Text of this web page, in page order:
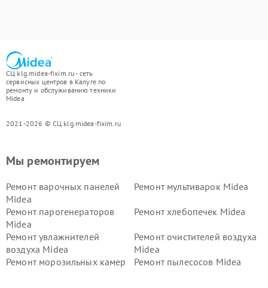
СЦ klg.midea-fixim.ru - сеть
сервисных центров в Калуге по
ремонту и обслуживанию техники
Midea
2021-2026 © СЦ klg.midea-fixim.ru
Мы ремонтируем
Ремонт варочных панелей
Midea
Ремонт мультиварок Midea
Ремонт парогенераторов
Midea
Ремонт хлебопечек Midea
Ремонт увлажнителей
воздуха Midea
Ремонт очистителей воздуха
Midea
Ремонт морозильных камер
Ремонт пылесосов Midea